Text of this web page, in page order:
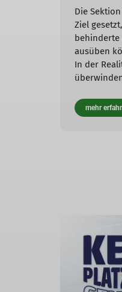
Die
Ziel
behinderte
ausüben
In der
mehr